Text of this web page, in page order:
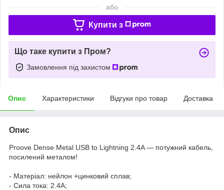
або
Купити з
Що таке купити з Пром?
Замовлення під захистом
Опис Характеристики Відгуки про товар Доставка
Опис
Proove Dense Metal USB to Lightning 2.4A — потужний кабель,
посилений металом!
- Матеріал: нейлон +цинковий сплав;
- Сила тока: 2.4А;